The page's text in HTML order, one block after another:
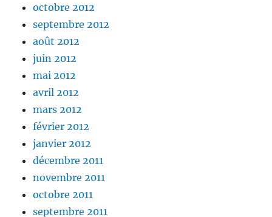
octobre 2012
septembre 2012
août 2012
juin 2012
mai 2012
avril 2012
mars 2012
février 2012
janvier 2012
décembre 2011
novembre 2011
octobre 2011
septembre 2011